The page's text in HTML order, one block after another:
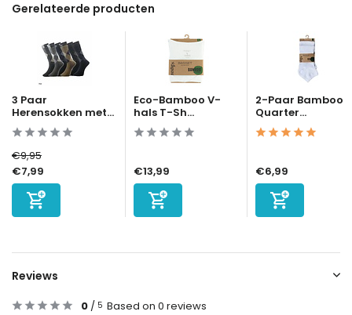
Gerelateerde producten
3 Paar
Herensokken met...
€9,95
€7,99
Eco-Bamboo V-
hals T-Sh...
€13,99
2-Paar Bamboo
Quarter...
€6,99
Reviews
0 / 5 Based on 0 reviews